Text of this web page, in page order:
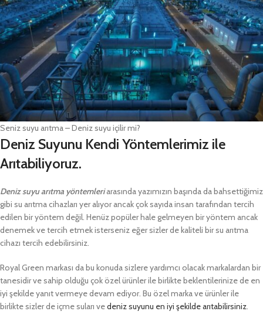
Seniz suyu arıtma – Deniz suyu içilir mi?
Deniz Suyunu Kendi Yöntemlerimiz ile
Arıtabiliyoruz.
Deniz suyu arıtma yöntemleriarasında yazımızın başında da bahsettiğimiz
gibi su arıtma cihazları yer alıyor ancak çok sayıda insan tarafından tercih
edilen bir yöntem değil. Henüz popüler hale gelmeyen bir yöntem ancak
denemek ve tercih etmek isterseniz eğer sizler de kaliteli bir su arıtma
cihazı tercih edebilirsiniz.
Royal Green markası da bu konuda sizlere yardımcı olacak markalardan bir
tanesidir ve sahip olduğu çok özel ürünler ile birlikte beklentilerinize de en
iyi şekilde yanıt vermeye devam ediyor. Bu özel marka ve ürünler ile
birlikte sizler de içme suları vedeniz suyunu en iyi şekilde arıtabilirsiniz.